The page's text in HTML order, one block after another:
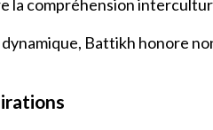
la compréhension
Battikh honore